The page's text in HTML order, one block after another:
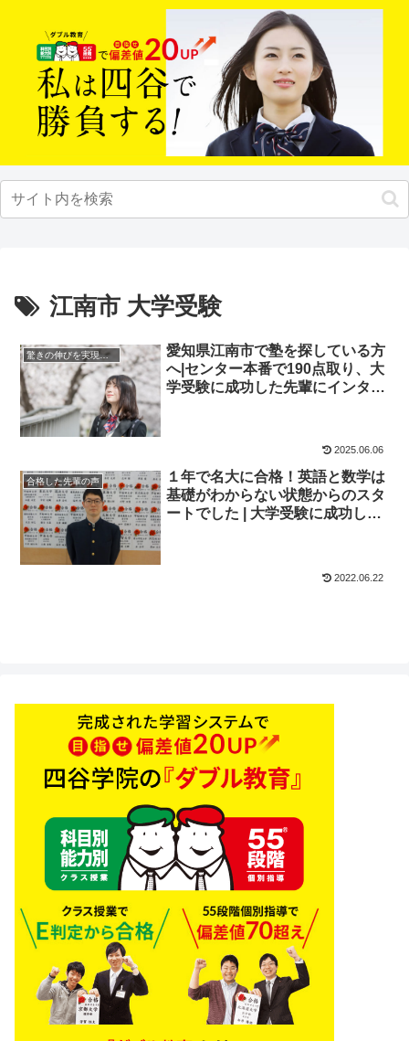
江南市 大学受験
驚きの伸びを実現｜先輩列伝
愛知県江南市で塾を探している方
へ|センター本番で190点取り、大
学受験に成功した先輩にインタビ
2025.06.06
合格した先輩の声
１年で名大に合格！英語と数学は
基礎がわからない状態からのスタ
ートでした | 大学受験に成功した
2022.06.22